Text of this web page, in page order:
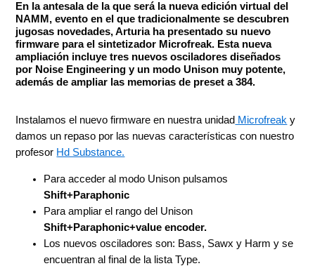
En la antesala de la que será la nueva edición virtual del
NAMM, evento en el que tradicionalmente se descubren
jugosas novedades, Arturia ha presentado su nuevo
firmware para el sintetizador Microfreak. Esta nueva
ampliación incluye tres nuevos osciladores diseñados
por Noise Engineering y un modo Unison muy potente,
además de ampliar las memorias de preset a 384.
Instalamos el nuevo firmware en nuestra unidad Microfreak y
damos un repaso por las nuevas características con nuestro
profesor Hd Substance.
Para acceder al modo Unison pulsamos
Shift+Paraphonic
Para ampliar el rango del Unison
Shift+Paraphonic+value encoder.
Los nuevos osciladores son: Bass, Sawx y Harm y se
encuentran al final de la lista Type.